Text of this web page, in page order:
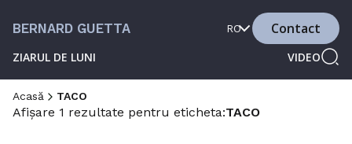
BERNARD GUETTA
ZIARUL DE LUNI VIDEO
RO Contact
Acasă TACO
Afișare 1 rezultate pentru eticheta:TACO